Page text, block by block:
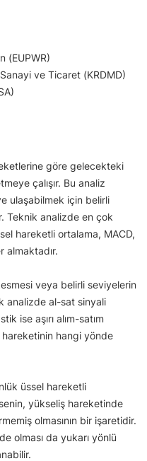
(EUPWR)
ve Ticaret (KRDMD)
göre gelecekteki
çalışır. Bu analiz
ulaşabilmek için belirli
Teknik analizde en çok
hareketli ortalama, MACD,
almaktadır.
veya belirli seviyelerin
analizde al-sat sinyali
ise aşırı alım-satım
hangi yönde
üssel hareketli
yükseliş hareketinde
olmasının bir işaretidir.
olması da yukarı yönlü